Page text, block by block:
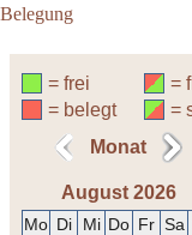
Belegung